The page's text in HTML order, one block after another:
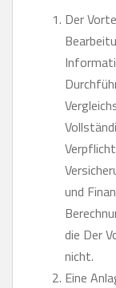
Der
und
die Der
nicht.
Eine